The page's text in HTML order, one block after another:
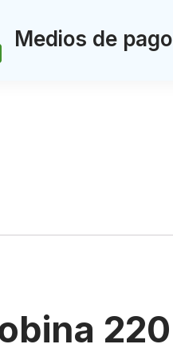
Medios de pago
220